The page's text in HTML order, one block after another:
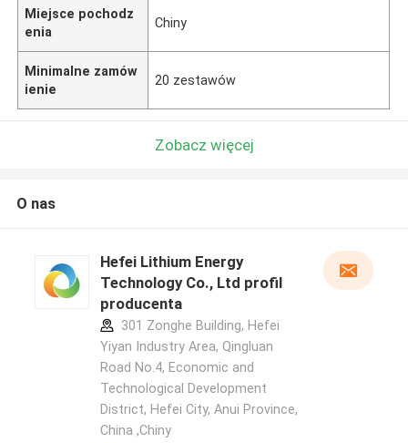
Miejsce pochodz
enia
Chiny
Minimalne zamów
ienie
20 zestawów
Zobacz więcej
O nas
Hefei Lithium Energy
Technology Co., Ltd profil
producenta
301 Zonghe Building, Hefei
Yiyan Industry Area, Qingluan
Road No.4, Economic and
Technological Development
District, Hefei City, Anui Province,
China ,Chiny